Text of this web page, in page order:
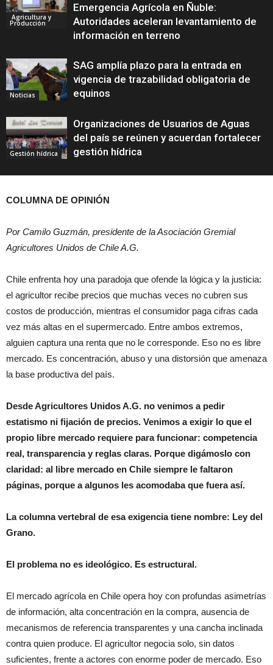
Agricultura y
Producción
Emergencia Agrícola en Ñuble:
Autoridades aceleran levantamiento de
información en terreno
Noticias
SAG amplía plazo para la entrada en
vigencia de trazabilidad obligatoria de
equinos
Gestión hídrica
Organizaciones de Usuarios de Aguas
del país se reúnen y acuerdan fortalecer
gestión hídrica
COLUMNA DE OPINIÓN
Por Camilo Guzmán, presidente de la Asociación Gremial
Agricultores Unidos de Chile A.G.
Chile enfrenta hoy una paradoja que ofende la lógica y la justicia:
el agricultor recibe precios que muchas veces no cubren sus
costos de producción, mientras el consumidor paga cifras cada
vez más altas en el supermercado. Entre ambos extremos,
alguien captura una renta que no le corresponde. Eso no es libre
mercado. Es concentración, abuso y una distorsión que amenaza
la base productiva del país.
Desde Agricultores Unidos A.G. no venimos a pedir
estatismo ni fijación de precios. Venimos a exigir lo que el
propio libre mercado requiere para funcionar: competencia
real, transparencia y reglas claras. Porque digámoslo con
claridad: al libre mercado en Chile siempre le faltaron
páginas, porque a algunos les acomodaba que fuera así.
La columna vertebral de esa exigencia tiene nombre: Ley del
Grano.
El problema no es ideológico. Es estructural.
El mercado agrícola en Chile opera hoy con profundas asimetrías
de información, alta concentración en la compra, ausencia de
mecanismos de referencia transparentes y una cancha inclinada
contra quien produce. El agricultor negocia solo, sin datos
suficientes, frente a actores con enorme poder de mercado. Eso